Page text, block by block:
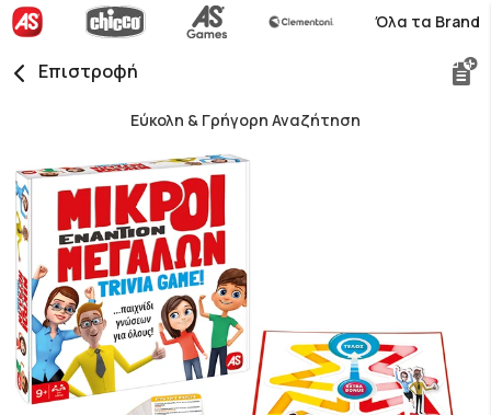
Όλα τα Brand
Επιστροφή
Εύκολη & Γρήγορη Αναζήτηση
the
end
the
images
gallery